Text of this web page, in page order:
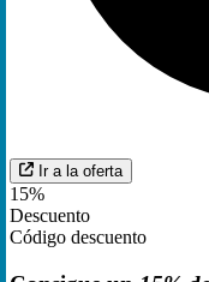
Ir a la oferta
15%
Descuento
Código descuento